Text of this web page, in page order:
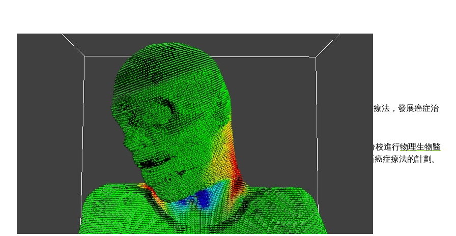
John Neylon 的夢想，是成為一名太空人。
放棄了探索浩瀚宇宙，他為了改善病患的治療結果和生活品質，嘗試運用適應性放射療法，發展癌症治
療的嶄新領域。他使用 NVIDIA GPU 來進行這些研究。
Neylon 日前獲得NVIDIA 基金會頒發的研究員獎學金 ，以協助他在加州大學洛杉磯分校進行物理生物醫
。該獎項是基金會裡Compute the Cure 計劃的部分內容，也是推動嶄新癌症療法的計劃。
使用 GPU 渲染出 UCLA 的 John Neylon
的立體頭頸模型重要結構。
Neylon 用這筆錢，資助發展運用影像套合及校準與預測式生物力學模型的架構。